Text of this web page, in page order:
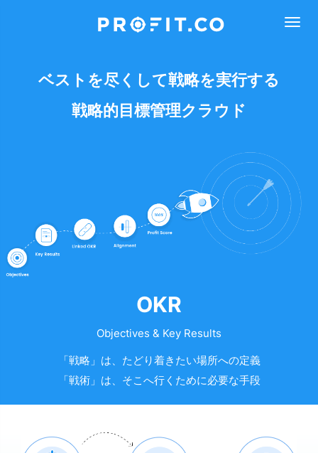
ベストを尽くして戦略を実行する
戦略的目標管理クラウド
OKR
Objectives & Key Results
「戦略」は、たどり着きたい場所への定義
「戦術」は、そこへ行くために必要な手段